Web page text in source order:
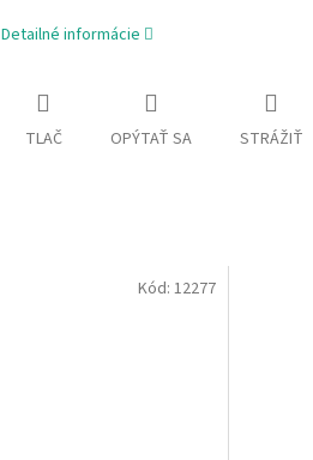
Detailné informácie
TLAČ OPÝTAŤ SA STRÁŽIŤ
Kód:12277